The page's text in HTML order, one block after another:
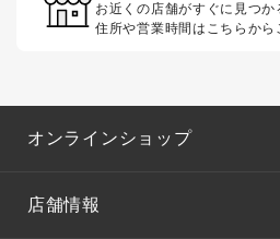
お近くの店舗がすぐに見つか
住所や営業時間はこちらから
オンラインショップ
店舗情報